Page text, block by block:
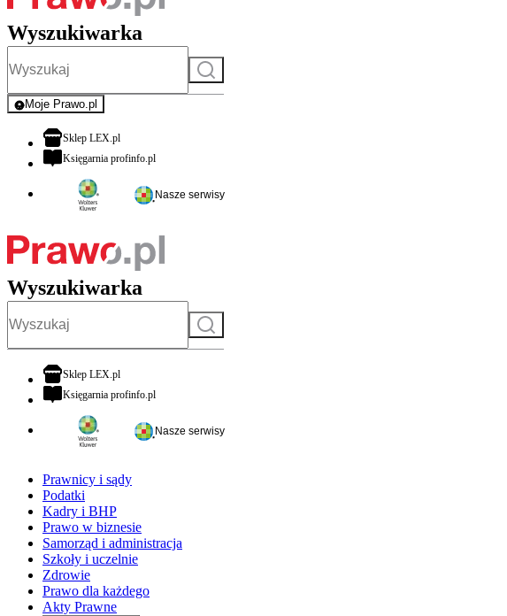
Wyszukiwarka
Szukaj
Moje Prawo.pl
- rejestracja i logowanie do serwisu
Sklep LEX.plotwiera się w nowej karcie
Księgarnia profinfo.plotwiera się w nowej karcie
Nasze serwisy
Wyszukiwarka
Szukaj
Sklep LEX.plotwiera się w nowej karcie
Księgarnia profinfo.plotwiera się w nowej karcie
Nasze serwisy
Prawnicy i sądy
Podatki
Kadry i BHP
Prawo w biznesie
Samorząd i administracja
Szkoły i uczelnie
Zdrowie
Prawo dla każdego
Akty Prawne